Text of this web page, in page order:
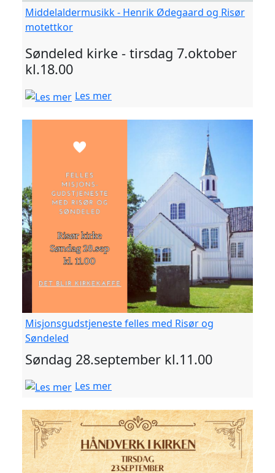
Middelaldermusikk - Henrik Ødegaard og Risør
motettkor
Søndeled kirke - tirsdag 7.oktober
kl.18.00
Les mer
Misjonsgudstjeneste felles med Risør og
Søndeled
Søndag 28.september kl.11.00
Les mer